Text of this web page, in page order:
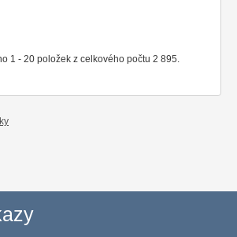
1 - 20 položek z celkového počtu 2 895.